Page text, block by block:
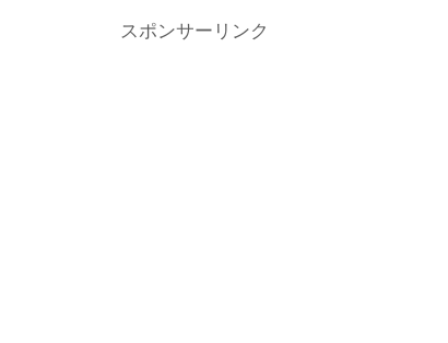
スポンサーリンク